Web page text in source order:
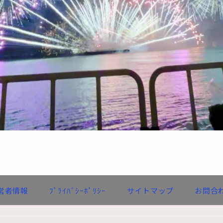
者情報 ﾌﾟﾗｲﾊﾞｼｰﾎﾟﾘｼｰ サイトマップ お問合